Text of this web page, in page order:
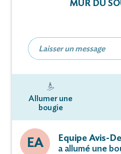
MUR DU
Allumer une
bougie
EA
Equipe Avis-
a allumé une